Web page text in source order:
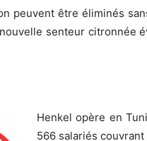
peuvent être éliminés
senteur citronnée
Henkel opère en
566 salariés